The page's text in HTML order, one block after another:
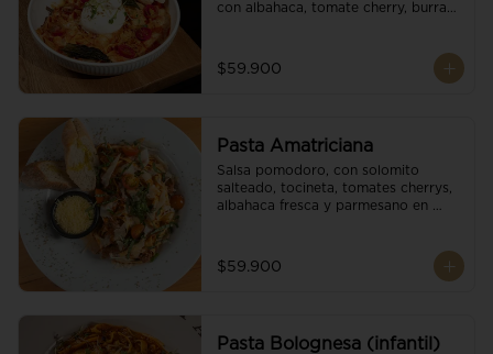
con albahaca, tomate cherry, burrata
$59.900
Pasta Amatriciana
Salsa pomodoro, con solomito
salteado, tocineta, tomates cherrys,
albahaca fresca y parmesano en
$59.900
Pasta Bolognesa (infantil)